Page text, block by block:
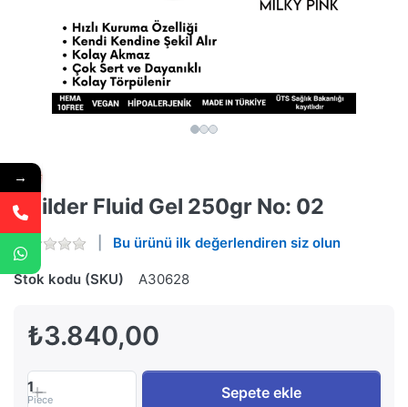
Builder Fluid Gel 250gr No: 02
Bu ürünü ilk değerlendiren siz olun
Stok kodu (SKU) A30628
₺3.840,00
1
Piece Sepete ekle
→